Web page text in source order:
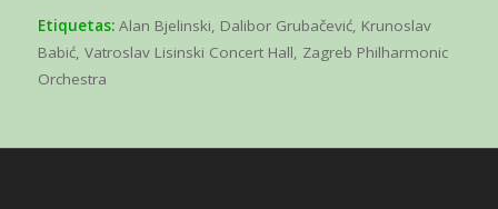
Etiquetas: Alan Bjelinski Dalibor Grubačević, Krunoslav
Babić, Vatroslav Lisinski Concert Hall Zagreb Philharmonic
Orchestra